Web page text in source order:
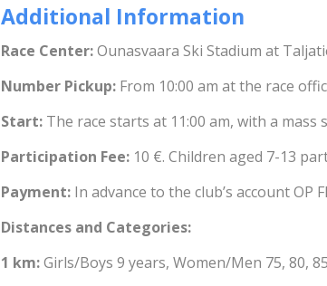
Additional Information
Race Center:Ounasvaara Ski Stadium at
Number Pickup: From 10:00 am at the race
Start: The race starts at 11:00 am, with a
Participation Fee: 10 €. Children aged 7-13
Payment: In advance to the club’s account OP
Distances and Categories:
1 km:Girls/Boys 9 years, Women/Men 75, 80,